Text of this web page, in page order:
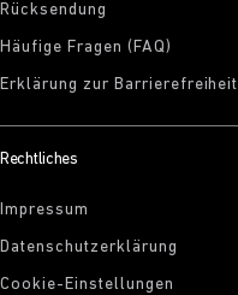
Rücksendung
Häufige Fragen (FAQ)
Erklärung zur Barrierefreiheit
Rechtliches
Impressum
Datenschutzerklärung
Cookie-Einstellungen